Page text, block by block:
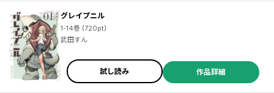
グレイプニル
1-14巻 (720pt)
武田すん
試し読み 作品詳細